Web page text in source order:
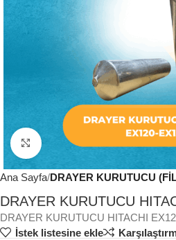
Büyütmek için tıklayın
Ana Sayfa DRAYER KURUTUCU
DRAYER KURUTUCU
DRAYER KURUTUCU HITACHI
İstek listesine ekle